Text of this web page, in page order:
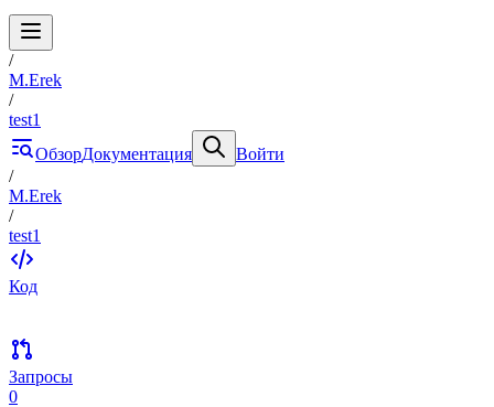
/
M.Erek
/
test1
ОбзорДокументация
Войти
/
M.Erek
/
test1
Код
Запросы
0